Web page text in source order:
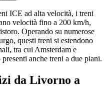
ICE ad alta velocità, i treni
velocità fino a 200 km/h,
Operando su numerose
questi treni si estendono
tra cui Amsterdam e
anche treni a due piani.
da Livorno a